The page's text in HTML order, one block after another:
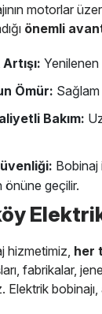
motorlar
önemli
Yenilenen
Ömür: Sağlam
Bakım:
Bobinaj
önüne geçilir.
hizmetimiz, her
fabrikalar,
Elektrik